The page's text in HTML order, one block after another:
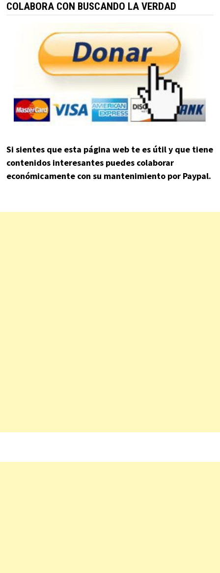
COLABORA CON BUSCANDO LA VERDAD
Si sientes que esta página web te es útil y que tiene
contenidos interesantes puedes colaborar
económicamente con su mantenimiento por Paypal.